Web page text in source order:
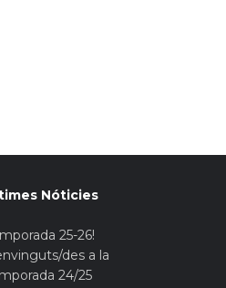
Nóticies
25-26!
des a la
24/25